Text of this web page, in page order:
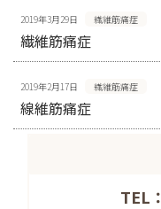
2019年3月29日 繊維筋痛症
繊維筋痛症
2019年2月17日 繊維筋痛症
線維筋痛症
TEL